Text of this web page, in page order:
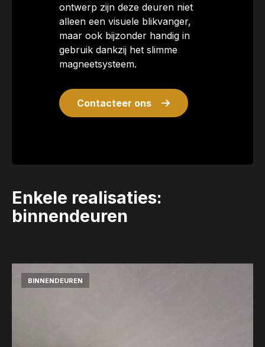
ontwerp zijn deze deuren niet
alleen een visuele blikvanger,
maar ook bijzonder handig in
gebruik dankzij het slimme
magneetsysteem.
Contacteer ons
Enkele realisaties:
binnendeuren
BINNENDEUREN